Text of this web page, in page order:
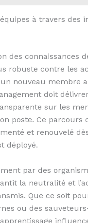
à travers des
des connaissances
robuste contre les
nouveau membre
doit
sur les
poste. Ce parcours
et renouvelé
déployé.
par des
la neutralité et
Que ce soit
ou des